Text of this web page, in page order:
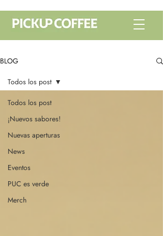
BLOG
Todos los post
¡Nuevos sabores!
Nuevas aperturas
News
Eventos
PUC es verde
Merch
Todos los post